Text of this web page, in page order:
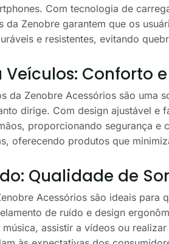
Com tecnologia de
Zenobre garantem que os
e resistentes, evitando
Conforto
da Zenobre Acessórios são uma
dirige. Com design ajustável
proporcionando segurança
oferecendo produtos que
Qualidade de
Acessórios são ideais
de ruído e design
assistir a vídeos ou